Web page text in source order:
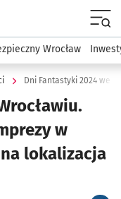
Dla mieszkańca
Wrocław
Dni Fantastyki 2024 we
w
lokalizacja